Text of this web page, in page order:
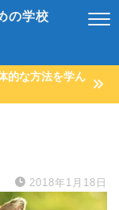
の学校
的な方法を学ん
2018年1月18日